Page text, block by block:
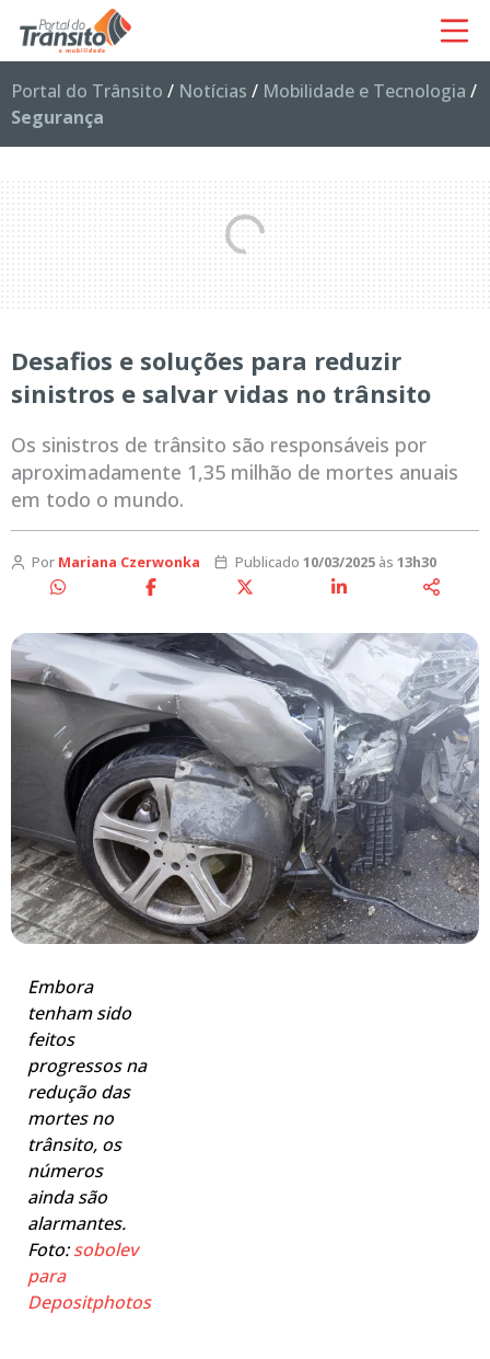
Portal do Trânsito / Notícias / Mobilidade e Tecnologia /
Segurança
Desafios e soluções para reduzir
sinistros e salvar vidas no trânsito
Os sinistros de trânsito são responsáveis por
aproximadamente 1,35 milhão de mortes anuais
em todo o mundo.
Por Mariana Czerwonka Publicado 10/03/2025às 13h30
Embora
tenham sido
feitos
progressos na
redução das
mortes no
trânsito, os
números
ainda são
alarmantes.
Foto:sobolev
para
Depositphotos